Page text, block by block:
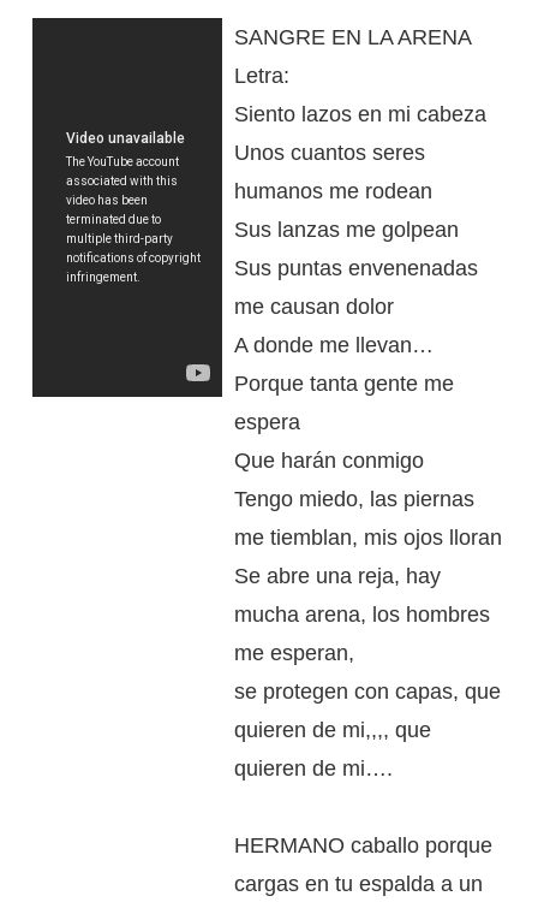
SANGRE EN LA ARENA
Letra:
Siento lazos en mi cabeza
Unos cuantos seres
humanos me rodean
Sus lanzas me golpean
Sus puntas envenenadas
me causan dolor
A donde me llevan…
Porque tanta gente me
espera
Que harán conmigo
Tengo miedo, las piernas
me tiemblan, mis ojos lloran
Se abre una reja, hay
mucha arena, los hombres
me esperan,
se protegen con capas, que
quieren de mi,,,, que
quieren de mi….
HERMANO caballo porque
cargas en tu espalda a un